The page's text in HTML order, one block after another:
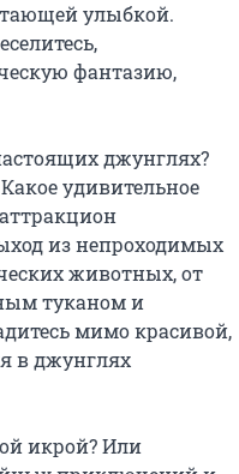
улыбкой.
фантазию,
джунглях?
удивительное
из непроходимых
животных, от
туканом и
мимо красивой,
в джунглях
икрой? Или